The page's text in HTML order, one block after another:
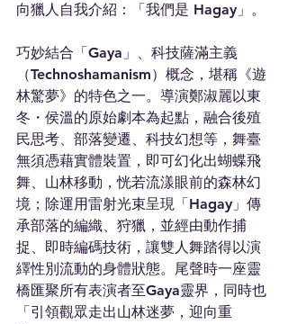
向獵人自我介紹：「我們是 Hagay」。
巧妙結合「Gaya」、科技薩滿主義
（Technoshamanism）概念，堪稱《遊
林驚夢》的特色之一。導演鄭淑麗以東
冬・侯溫的原始劇本為起點，融合後殖
民思考、部落變遷、科技幻想等，舞臺
無須憑藉實體裝置，即可幻化出蝴蝶飛
舞、山林移動，恍若流漾眼前的森林幻
境；除運用雷射光束呈現「Hagay」傳
承部落的編織、狩獵，並經由動作捕
捉、即時編碼技術，讓雙人舞踏得以演
繹性別流動的身體狀態。尾聲時一座靈
橋匯聚所有表演者至Gaya靈界，同時也
「引領觀眾走出山林迷夢，迎向重